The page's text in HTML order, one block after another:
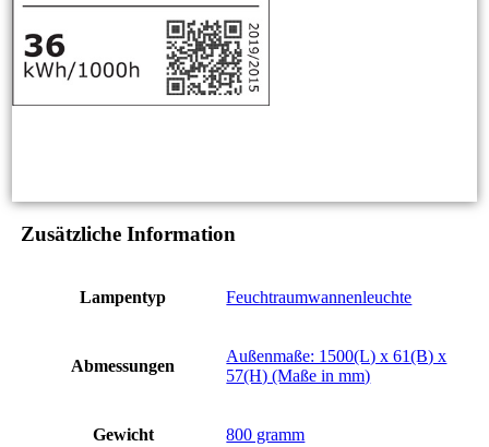
Zusätzliche Information
Lampentyp Feuchtraumwannenleuchte
Abmessungen
Außenmaße: 1500(L) x 61(B) x
57(H) (Maße in mm)
Gewicht 800 gramm